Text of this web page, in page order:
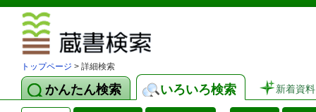
トップページ > 詳細検索
かんたん検索 いろいろ検索 新着資料